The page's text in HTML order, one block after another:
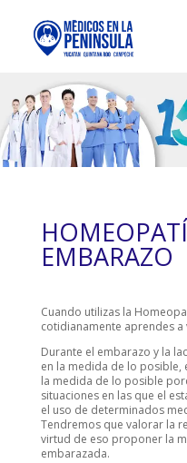
EMBARAZO
Cuando utilizas la
cotidianamente aprendes
Durante el embarazo y la
en la medida de lo posible,
la medida de lo posible
situaciones en las que el
el uso de determinados
Tendremos que valorar la
virtud de eso proponer la
embarazada.